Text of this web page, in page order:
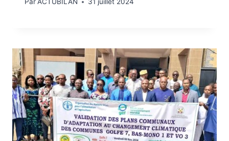
ParACTUBILAN 31 juillet 2024